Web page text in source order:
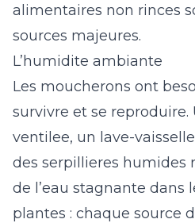
alimentaires non rinces
sources majeures.
L’humidite ambiante
Les moucherons ont
survivre et se reproduire.
ventilee, un lave-
des serpillieres humides
de l’eau stagnante dans
plantes : chaque source